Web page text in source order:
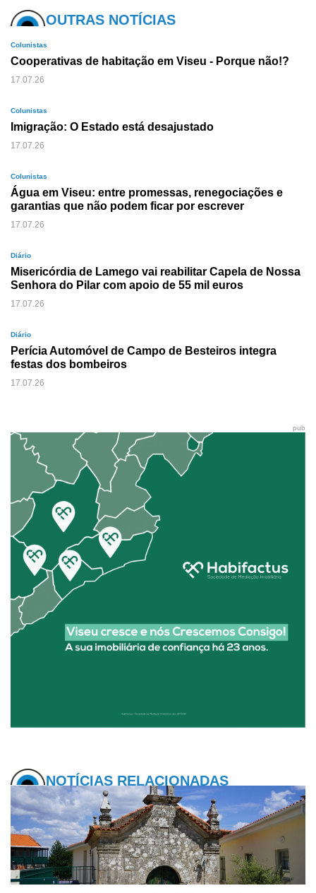
OUTRAS NOTÍCIAS
Colunistas
Cooperativas de habitação em Viseu - Porque não!?
17.07.26
Colunistas
Imigração: O Estado está desajustado
17.07.26
Colunistas
Água em Viseu: entre promessas, renegociações e
garantias que não podem ficar por escrever
17.07.26
Diário
Misericórdia de Lamego vai reabilitar Capela de Nossa
Senhora do Pilar com apoio de 55 mil euros
17.07.26
Diário
Perícia Automóvel de Campo de Besteiros integra
festas dos bombeiros
17.07.26
pub
NOTÍCIAS RELACIONADAS